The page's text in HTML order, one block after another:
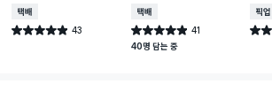
통 1.2 L
택배배송
별점 4.9점 43
건 작성
가능한 말랑핏 600 ml 아
이보리
택배배송
별점 4.9점 41
건 작성
40명 담는 중
매장
별점